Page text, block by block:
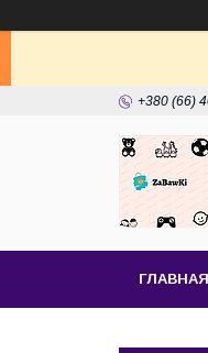
+380 (66)
ГЛАВНАЯ